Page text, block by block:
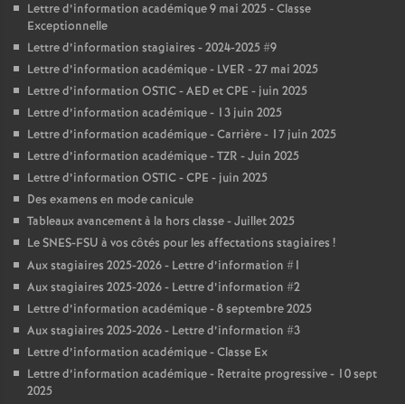
Lettre d’information académique 9 mai 2025 - Classe
Exceptionnelle
Lettre d’information stagiaires - 2024-2025 #9
Lettre d’information académique - LVER - 27 mai 2025
Lettre d’information OSTIC - AED et CPE - juin 2025
Lettre d’information académique - 13 juin 2025
Lettre d’information académique - Carrière - 17 juin 2025
Lettre d’information académique - TZR - Juin 2025
Lettre d’information OSTIC - CPE - juin 2025
Des examens en mode canicule
Tableaux avancement à la hors classe - Juillet 2025
Le SNES-FSU à vos côtés pour les affectations stagiaires !
Aux stagiaires 2025-2026 - Lettre d’information #1
Aux stagiaires 2025-2026 - Lettre d’information #2
Lettre d’information académique - 8 septembre 2025
Aux stagiaires 2025-2026 - Lettre d’information #3
Lettre d’information académique - Classe Ex
Lettre d’information académique - Retraite progressive - 10 sept
2025